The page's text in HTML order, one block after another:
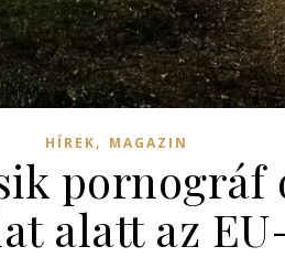
HÍREK, MAGAZIN
alatt az